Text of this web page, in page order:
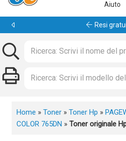
Aiuto
Resi
Home » Toner » Toner Hp »
COLOR 765DN » Toner originale